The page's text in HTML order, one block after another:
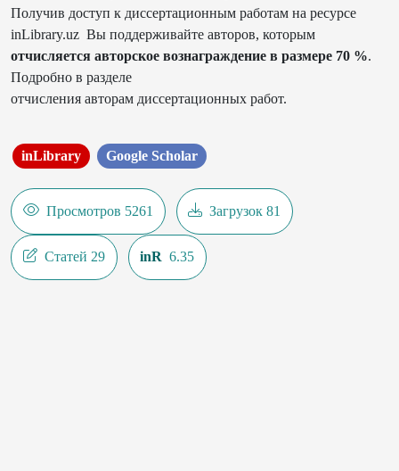
Получив доступ к диссертационным работам на ресурсе
inLibrary.uz Вы поддерживайте авторов, которым
отчисляется авторское вознаграждение в размере 70 %.
Подробно в разделе
отчисления авторам диссертационных работ.
inLibrary Google Scholar
Просмотров 5261 Загрузок 81
Статей 29 inR 6.35